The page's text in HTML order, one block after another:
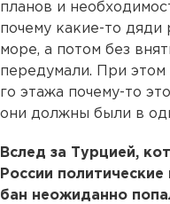
планов и
почему какие-то дяди
море, а потом без
передумали. При этом
го этажа почему-то
они должны были в
Вслед за Турцией,
России
бан неожиданно